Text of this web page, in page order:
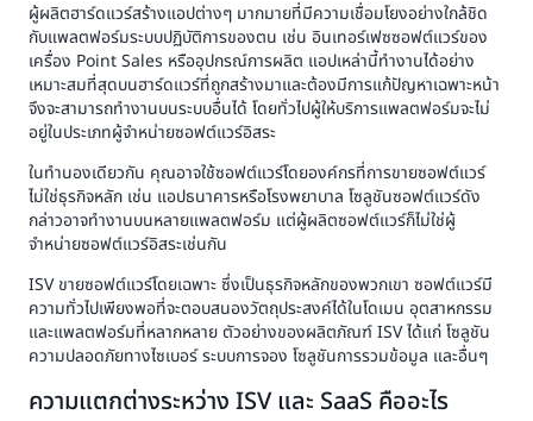
ผู้ผลิตฮาร์ดแวร์สร้างแอปต่างๆ มากมายที่มีความเชื่อมโยงอย่างใกล้ชิด
กับแพลตฟอร์มระบบปฏิบัติการของตน เช่น อินเทอร์เฟซซอฟต์แวร์ของ
เครื่อง Point Sales หรืออุปกรณ์การผลิต แอปเหล่านี้ทำงานได้อย่าง
เหมาะสมที่สุดบนฮาร์ดแวร์ที่ถูกสร้างมาและต้องมีการแก้ปัญหาเฉพาะหน้า
จึงจะสามารถทำงานบนระบบอื่นได้ โดยทั่วไปผู้ให้บริการแพลตฟอร์มจะไม่
อยู่ในประเภทผู้จำหน่ายซอฟต์แวร์อิสระ
ในทำนองเดียวกัน คุณอาจใช้ซอฟต์แวร์โดยองค์กรที่การขายซอฟต์แวร์
ไม่ใช่ธุรกิจหลัก เช่น แอปธนาคารหรือโรงพยาบาล โซลูชันซอฟต์แวร์ดัง
กล่าวอาจทำงานบนหลายแพลตฟอร์ม แต่ผู้ผลิตซอฟต์แวร์ก็ไม่ใช่ผู้
จำหน่ายซอฟต์แวร์อิสระเช่นกัน
ISV ขายซอฟต์แวร์โดยเฉพาะ ซึ่งเป็นธุรกิจหลักของพวกเขา ซอฟต์แวร์มี
ความทั่วไปเพียงพอที่จะตอบสนองวัตถุประสงค์ได้ในโดเมน อุตสาหกรรม
และแพลตฟอร์มที่หลากหลาย ตัวอย่างของผลิตภัณฑ์ ISV ได้แก่ โซลูชัน
ความปลอดภัยทางไซเบอร์ ระบบการจอง โซลูชันการรวมข้อมูล และอื่นๆ
ความแตกต่างระหว่าง ISV และ SaaS คืออะไร